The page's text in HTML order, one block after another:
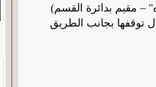
ملك والده" – مقيم بدائرة القسم)
توقفها بجانب الطريق